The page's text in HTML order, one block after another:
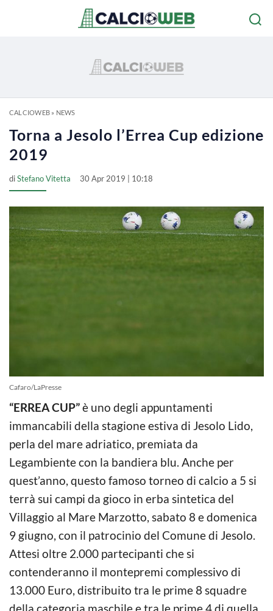
CALCIOWEB» NEWS
Torna a Jesolo l’Errea Cup edizione
2019
diStefano Vitetta 30 Apr 2019 | 10:18
Cafaro/LaPresse
“ERREA CUP”è uno degli appuntamenti
immancabili della stagione estiva di Jesolo Lido,
perla del mare adriatico, premiata da
Legambiente con la bandiera blu. Anche per
quest’anno, questo famoso torneo di calcio a 5 si
terrà sui campi da gioco in erba sintetica del
Villaggio al Mare Marzotto, sabato 8 e domenica
9 giugno, con il patrocinio del Comune di Jesolo.
Attesi oltre 2.000 partecipanti che si
contenderanno il montepremi complessivo di
13.000 Euro, distribuito tra le prime 8 squadre
della categoria maschile e tra le prime 4 di quella